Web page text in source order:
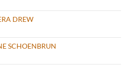
DREW
SCHOENBRUN